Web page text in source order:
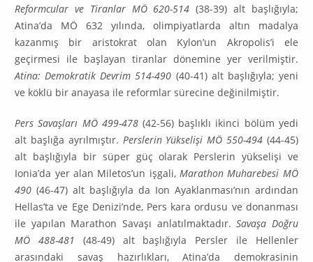
Reformcular ve Tiranlar MÖ 620-514 (38-39) alt başlığıyla;
Atina’da MÖ 632 yılında, olimpiyatlarda altın madalya
kazanmış bir aristokrat olan Kylon’un Akropolis’i ele
geçirmesi ile başlayan tiranlar dönemine yer verilmiştir.
Atina: Demokratik Devrim 514-490 (40-41) alt başlığıyla; yeni
ve köklü bir anayasa ile reformlar sürecine değinilmiştir.
Pers Savaşları MÖ 499-478(42-56) başlıklı ikinci bölüm yedi
alt başlığa ayrılmıştır. Perslerin Yükselişi MÖ 550-494 (44-45)
alt başlığıyla bir süper güç olarak Perslerin yükselişi ve
Ionia’da yer alan Miletos’un işgali,Marathon Muharebesi MÖ
490 (46-47) alt başlığıyla da Ion Ayaklan­ması’nın ardından
Hellas’ta ve Ege Denizi’nde, Pers kara ordusu ve donanması
ile yapılan Mara­thon Savaşı anlatılmaktadır.Savaşa Doğru
MÖ 488-481
(48-49) alt başlığıyla Persler ile Hellenler
arasındaki savaş hazırlıkları, Atina’da demokrasinin